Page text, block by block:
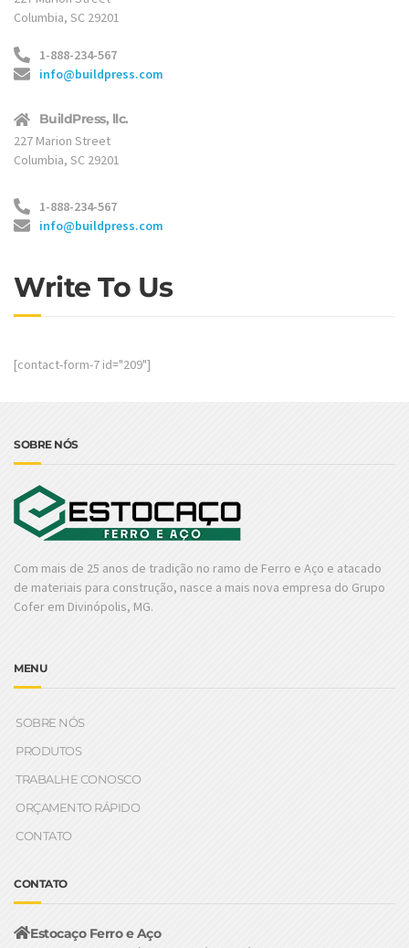
Columbia, SC 29201
1-888-234-567
info@buildpress.com
BuildPress, llc.
227 Marion Street
Columbia, SC 29201
1-888-234-567
info@buildpress.com
Write To Us
[contact-form-7 id="209"]
SOBRE NÓS
Com mais de 25 anos de tradição no ramo de Ferro e Aço e atacado
de materiais para construção, nasce a mais nova empresa do Grupo
Cofer em Divinópolis, MG.
MENU
SOBRE NÓS
PRODUTOS
TRABALHE CONOSCO
ORÇAMENTO RÁPIDO
CONTATO
CONTATO
Estocaço Ferro e Aço